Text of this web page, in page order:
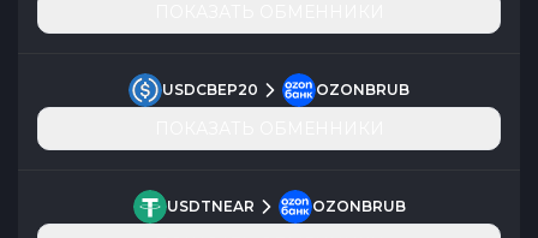
USDCBEP20 OZONBRUB
USDTNEAR OZONBRUB